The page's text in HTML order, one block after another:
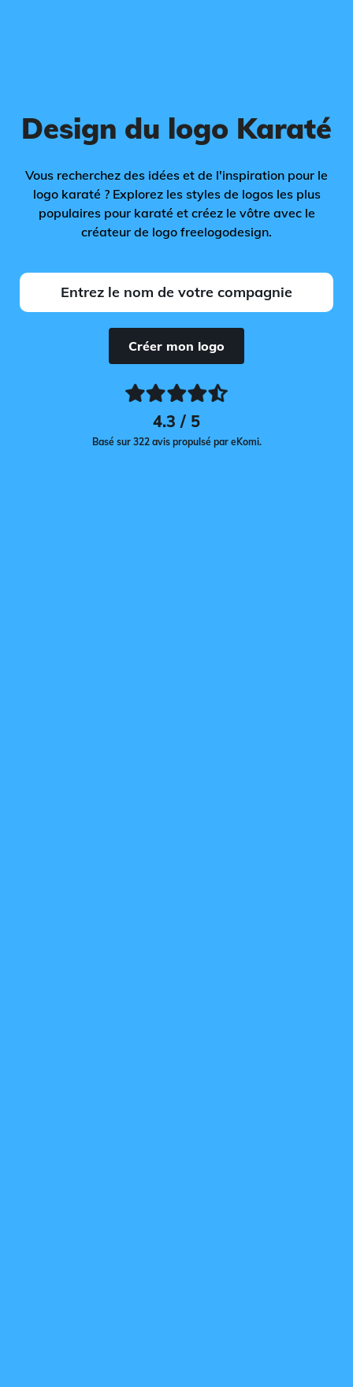
Design du logo Karaté
Vous recherchez des idées et de l'inspiration pour le
logo karaté ? Explorez les styles de logos les plus
populaires pour karaté et créez le vôtre avec le
créateur de logo freelogodesign.
Créer mon logo
4.3 / 5
Basé sur 322 avis propulsé par eKomi.